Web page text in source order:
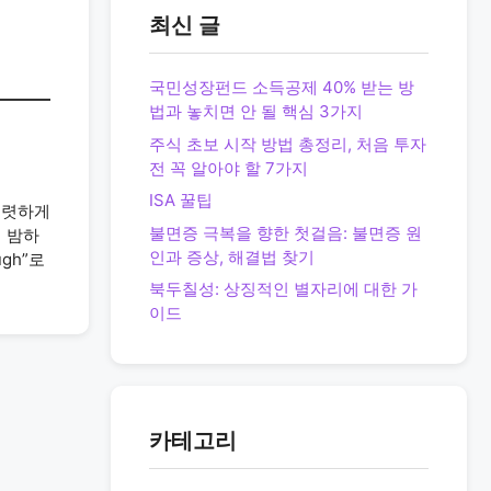
하게
밤하
로
최신 글
국민성장펀드 소득공제 40% 받는 방
법과 놓치면 안 될 핵심 3가지
주식 초보 시작 방법 총정리, 처음 투자
전 꼭 알아야 할 7가지
ISA 꿀팁
불면증 극복을 향한 첫걸음: 불면증 원
인과 증상, 해결법 찾기
북두칠성: 상징적인 별자리에 대한 가
이드
카테고리